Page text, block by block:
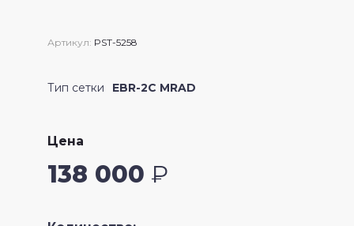
Артикул: PST-5258
Тип сетки EBR-2C MRAD
Цена
138 000 ₽